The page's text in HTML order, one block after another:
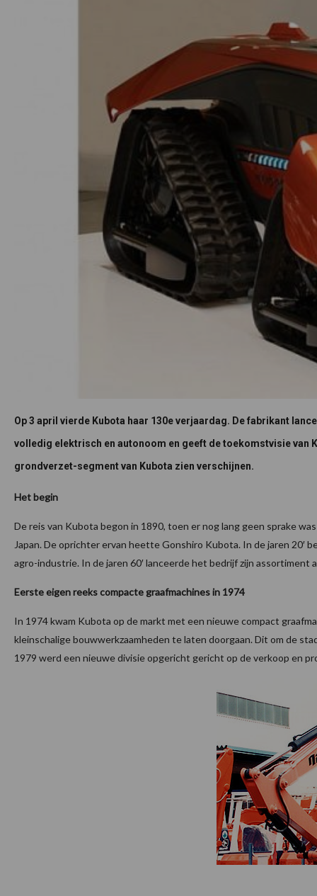
Op 3 april vierde Kubota haar 130e verjaardag. De fabrikant
volledig elektrisch en autonoom en geeft de toekomstvisie van
grondverzet-segment van Kubota zien verschijnen.
Het begin
De reis van Kubota begon in 1890, toen er nog lang geen sprake
Japan. De oprichter ervan heette Gonshiro Kubota. In de jaren
agro-industrie. In de jaren 60′ lanceerde het bedrijf zijn assortiment
Eerste eigen reeks compacte graafmachines in 1974
In 1974 kwam Kubota op de markt met een nieuwe compact
kleinschalige bouwwerkzaamheden te laten doorgaan. Dit om de
1979 werd een nieuwe divisie opgericht gericht op de verkoop en